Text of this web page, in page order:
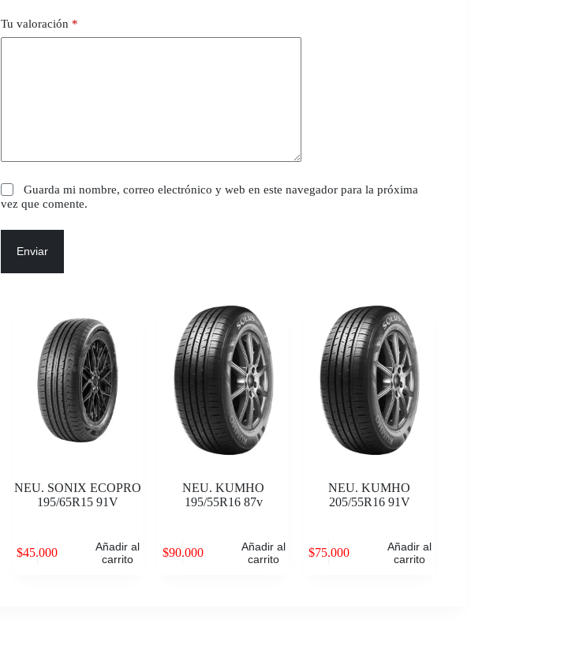
Tu valoración *
Guarda mi nombre, correo electrónico y web en este navegador para la próxima
vez que comente.
Enviar
NEU. SONIX ECOPRO
195/65R15 91V
$45.000
Añadir al
carrito
NEU. KUMHO
195/55R16 87v
$90.000
Añadir al
carrito
NEU. KUMHO
205/55R16 91V
$75.000
Añadir al
carrito